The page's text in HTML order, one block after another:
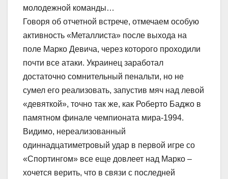
молодежной команды…
Говоря об отчетной встрече, отмечаем особую
активность «Металлиста» после выхода на
поле Марко Девича, через которого проходили
почти все атаки. Украинец заработал
достаточно сомнительный пенальти, но не
сумел его реализовать, запустив мяч над левой
«девяткой», точно так же, как Роберто Баджо в
памятном финале чемпионата мира-1994.
Видимо, нереализованный
одиннадцатиметровый удар в первой игре со
«Спортингом» все еще довлеет над Марко –
хочется верить, что в связи с последней